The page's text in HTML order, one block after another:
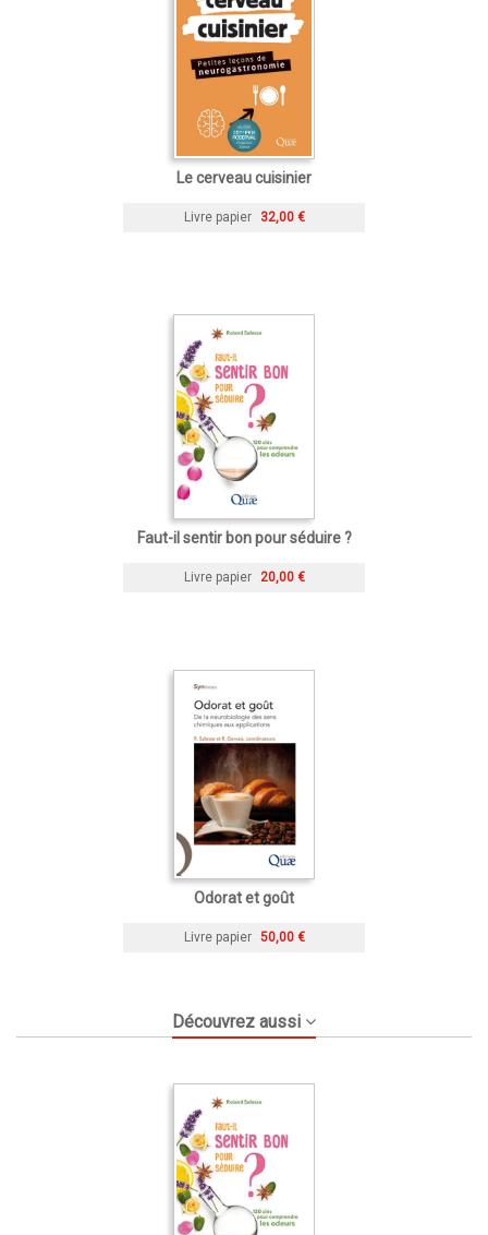
Le cerveau cuisinier
Livre papier 32,00 €
Faut-il sentir bon pour séduire ?
Livre papier 20,00 €
Odorat et goût
Livre papier 50,00 €
Découvrez aussi